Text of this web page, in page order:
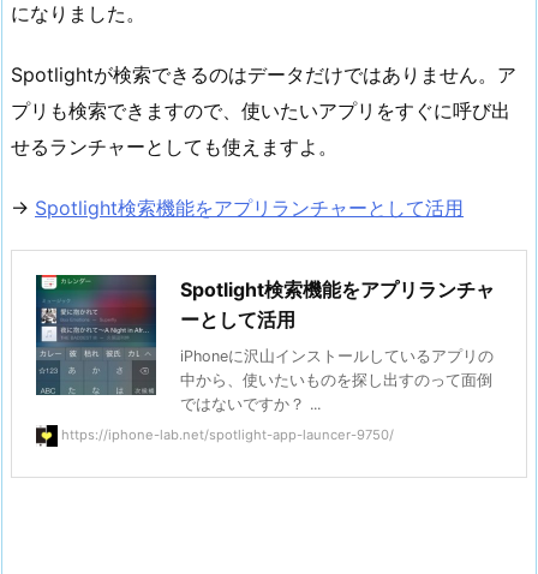
になりました。
Spotlightが検索できるのはデータだけではありません。ア
プリも検索できますので、使いたいアプリをすぐに呼び出
せるランチャーとしても使えますよ。
→ Spotlight検索機能をアプリランチャーとして活用
Spotlight検索機能をアプリランチャ
ーとして活用
iPhoneに沢山インストールしているアプリの
中から、使いたいものを探し出すのって面倒
ではないですか？ ...
https://iphone-lab.net/spotlight-app-launcer-9750/